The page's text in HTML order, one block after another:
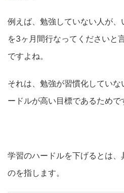
例えば、勉強していない人が
を3ヶ月間行なってくださいと
ですよね。
それは、勉強が習慣化してい
ードルが高い目標であるためで
学習のハードルを下げるとは
のを指します。